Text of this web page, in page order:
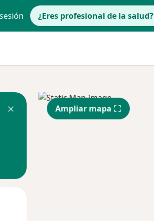
¿Eres profesional de la salud?
Ampliar mapa